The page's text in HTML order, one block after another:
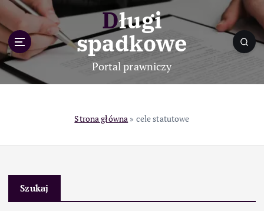
p
o
c
Długi
spadkowe
Portal prawniczy
Strona główna » cele statutowe
Szukaj